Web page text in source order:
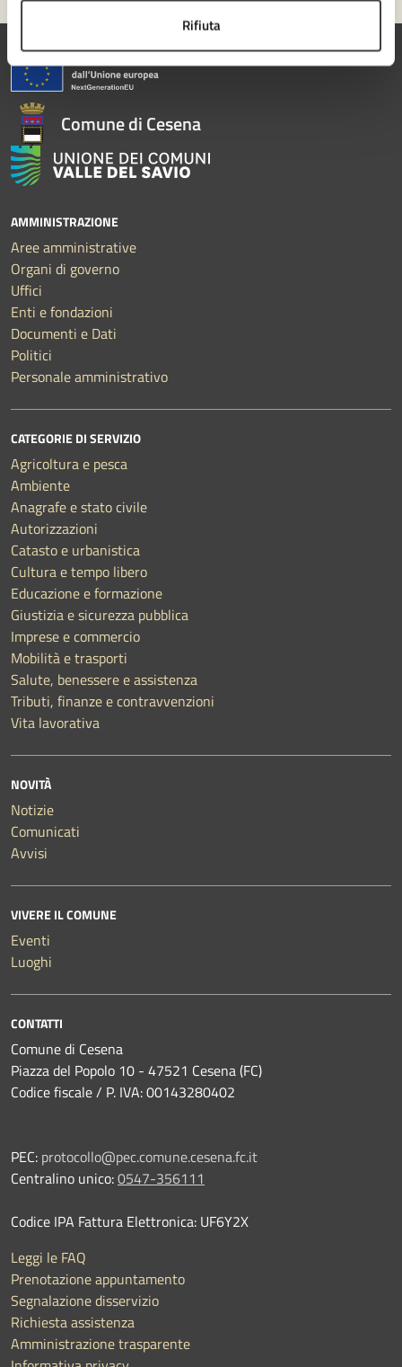
Rifiuta
Comune di Cesena
AMMINISTRAZIONE
Aree amministrative
Organi di governo
Uffici
Enti e fondazioni
Documenti e Dati
Politici
Personale amministrativo
CATEGORIE DI SERVIZIO
Agricoltura e pesca
Ambiente
Anagrafe e stato civile
Autorizzazioni
Catasto e urbanistica
Cultura e tempo libero
Educazione e formazione
Giustizia e sicurezza pubblica
Imprese e commercio
Mobilità e trasporti
Salute, benessere e assistenza
Tributi, finanze e contravvenzioni
Vita lavorativa
NOVITÀ
Notizie
Comunicati
Avvisi
VIVERE IL COMUNE
Eventi
Luoghi
CONTATTI
Comune di Cesena
Piazza del Popolo 10 - 47521 Cesena (FC)
Codice fiscale / P. IVA: 00143280402
PEC: protocollo@pec.comune.cesena.fc.it
Centralino unico:0547-356111
Codice IPA Fattura Elettronica: UF6Y2X
Leggi le FAQ
Prenotazione appuntamento
Segnalazione disservizio
Richiesta assistenza
Amministrazione trasparente